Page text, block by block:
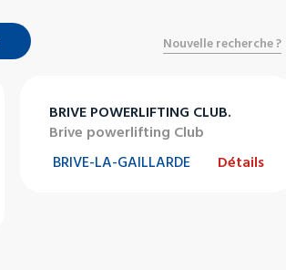
Nouvelle recherche ?
BRIVE POWERLIFTING CLUB.
Brive powerlifting Club
BRIVE-LA-GAILLARDE
Détails